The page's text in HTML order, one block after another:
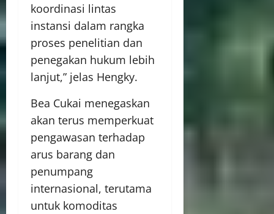
koordinasi lintas
instansi dalam rangka
proses penelitian dan
penegakan hukum lebih
lanjut,” jelas Hengky.
Bea Cukai menegaskan
akan terus memperkuat
pengawasan terhadap
arus barang dan
penumpang
internasional, terutama
untuk komoditas